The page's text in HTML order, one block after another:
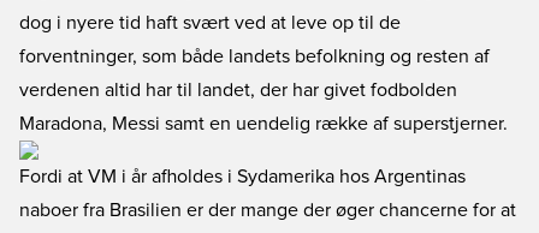
dog i nyere tid haft svært ved at leve op til de
forventninger, som både landets befolkning og resten af
verdenen altid har til landet, der har givet fodbolden
Maradona, Messi samt en uendelig række af superstjerner.
Fordi at VM i år afholdes i Sydamerika hos Argentinas
naboer fra Brasilien er der mange der øger chancerne for at